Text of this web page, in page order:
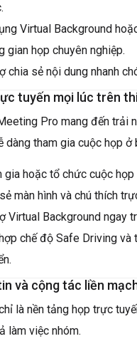
Virtual Background
gian họp chuyên nghiệp.
chia sẻ nội dung nhanh
tuyến mọi lúc trên
Pro mang đến trải
dàng tham gia cuộc họp ở
gia hoặc tổ chức cuộc
màn hình và chú thích
Virtual Background ngay
chế độ Safe Driving
và cộng tác liền
là nền tảng họp trực
làm việc nhóm.